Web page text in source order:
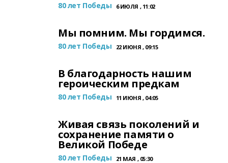
80 лет Победы 6 ИЮЛЯ , 11:02
Мы помним. Мы гордимся.
80 лет Победы 22 ИЮНЯ , 09:15
В благодарность нашим
героическим предкам
80 лет Победы 11 ИЮНЯ , 04:05
Живая связь поколений и
сохранение памяти о
Великой Победе
80 лет Победы 21 МАЯ , 05:30